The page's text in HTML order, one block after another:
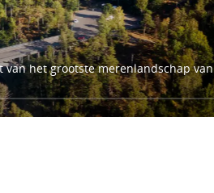
het grootste merenlandschap van